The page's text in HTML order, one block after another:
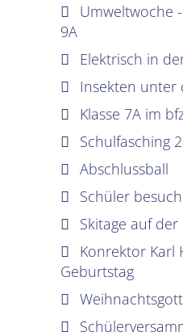
Umweltwoche
9A
Elektrisch in
Insekten unter
Klasse 7A im
Schulfasching
Abschlussball
Schüler
Skitage auf
Konrektor Karl
Geburtstag